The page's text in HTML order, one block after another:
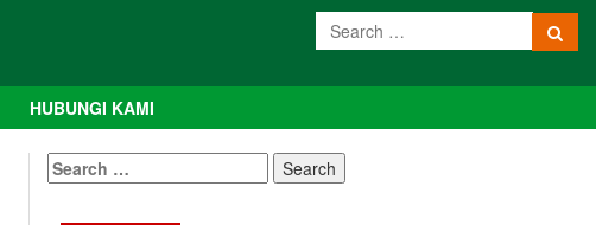
HUBUNGI KAMI
Search
for: